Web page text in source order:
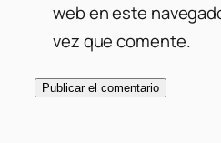
web en este
vez que comente.